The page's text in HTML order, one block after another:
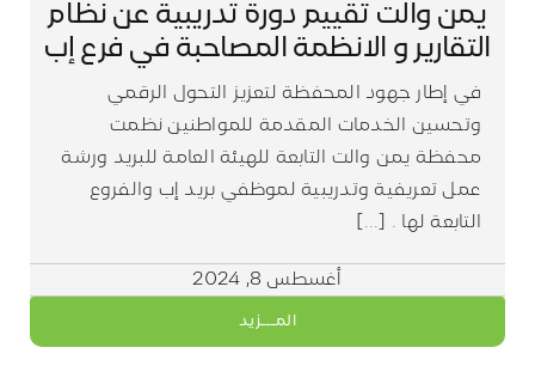
يمن والت تقييم دورة تدريبية عن نظام
التقارير و الانظمة المصاحبة في فرع إب
في إطار جهود المحفظة لتعزيز التحول الرقمي
وتحسين الخدمات المقدمة للمواطنين نظمت
محفظة يمن والت التابعة للهيئة العامة للبريد ورشة
عمل تعريفية وتدريبية لموظفي بريد إب والفروع
التابعة لها . [...]
أغسطس 8, 2024
المـــزيد